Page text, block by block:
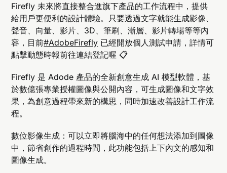
Firefly 未來將直接整合進旗下產品的工作流程中，提供
給用戶更便利的設計體驗。只要透過文字就能生成影像、
聲音、向量、影片、3D、筆刷、漸層、影片轉場等等內
容，目前#AdobeFirefly 已經開放個人測試申請，詳情可
點擊動態時報前往連結登記喔 📋
Firefly 是 Adode 產品的全新創意生成 AI 模型軟體，基
於數億張專業授權圖像與公開內容，可生成圖像和文字效
果，為創意過程帶來新的構思，同時加速改善設計工作流
程。
數位影像生成：可以立即將腦海中的任何想法添加到圖像
中，節省創作的過程時間，此功能包括上下內文的感知和
圖像生成。